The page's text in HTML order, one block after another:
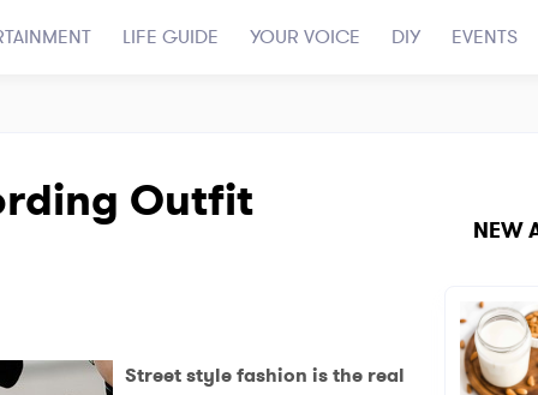
LIFE GUIDE YOUR VOICE DIY EVENTS
Outfit
Street style fashion is the real
NEW